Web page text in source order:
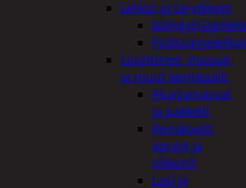
Letkut ja tarvikkeet
Polttoaineletkut
Liuottimet, massat,
ja muut kemikaalit
Alustamassat
ja pakkelit
Kemikaalit,
sprayt ja
silikonit
Lasi ja